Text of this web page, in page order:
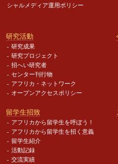
シャルメディア運用ポリシー
研究活動
研究成果
研究プロジェクト
招へい研究者
センター刊行物
アフリカ・ネットワーク
オープンアクセスポリシー
留学生招致
アフリカから留学生を呼ぼう！
アフリカから留学生を招く意義
留学生紹介
活動記録
交流実績